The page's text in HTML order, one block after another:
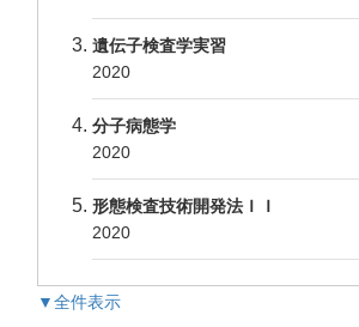
遺伝子検査学実習
2020
分子病態学
2020
形態検査技術開発法ＩＩ
2020
▼全件表示